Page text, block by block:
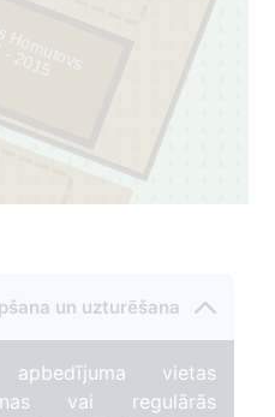
un uzturēšana
vietas
vai regulārās